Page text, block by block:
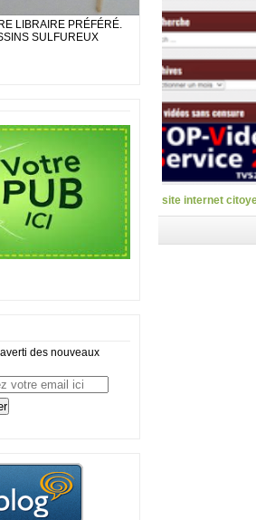
LIBRAIRE PRÉFÉRÉ.
SULFUREUX
des nouveaux
site internet